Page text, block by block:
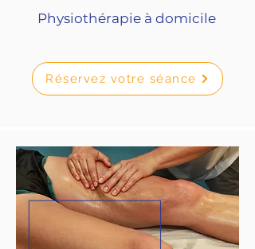
Physiothérapie à domicile
Réservez votre séance